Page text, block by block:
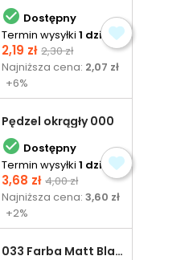
 Dostępny
Termin wysyłki 1 dzień
Cena
2,19 zł Cena
podstawowa
2,30 zł
Najniższa cena: 2,07 zł
+6%
Pędzel okrągły 000
 Dostępny
Termin wysyłki 1 dzień
Cena
3,68 zł Cena
podstawowa
4,00 zł
Najniższa cena:3,60 zł
+2%
033 Farba Matt Black - olejna